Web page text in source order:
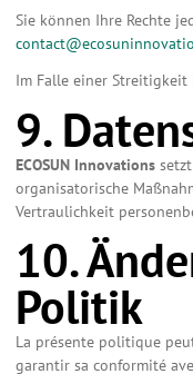
Sie können Ihre Rechte
Im Falle einer Streitigkeit
9.
ECOSUN Innovations
organisatorische
Vertraulichkeit
10.
Politik
La présente politique
garantir sa conformité